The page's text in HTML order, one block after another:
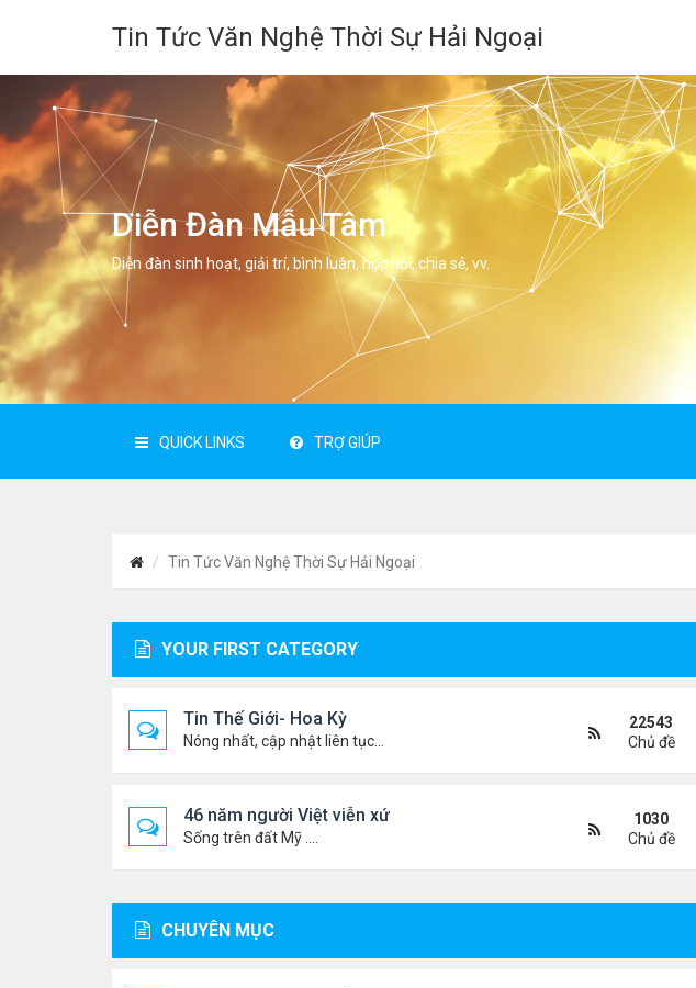
Tin Tức Văn Nghệ Thời Sự Hải Ngoại
Diễn Đàn Mẫu Tâm
Diễn đàn sinh hoạt, giải trí, bình luân, học hỏi, chia sẻ, vv.
QUICK LINKS TRỢ GIÚP
Tin Tức Văn Nghệ Thời Sự Hải Ngoại
YOUR FIRST CATEGORY
Tin Thế Giới- Hoa Kỳ
Nóng nhất, cập nhật liên tục...
22543
Chủ đề
46 năm người Việt viễn xứ
Sống trên đất Mỹ ....
1030
Chủ đề
CHUYÊN MỤC